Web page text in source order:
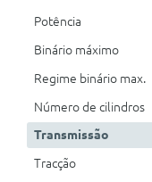
Potência
Binário máximo
Regime binário max.
Número de cilindros
Transmissão
Tracção